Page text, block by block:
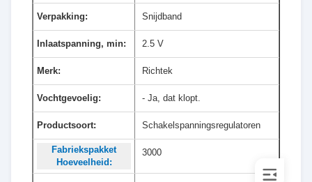
Verpakking: Snijdband
Inlaatspanning, min: 2.5 V
Merk: Richtek
Vochtgevoelig: - Ja, dat klopt.
Productsoort: Schakelspanningsregulatoren
Fabriekspakket
Hoeveelheid:
3000